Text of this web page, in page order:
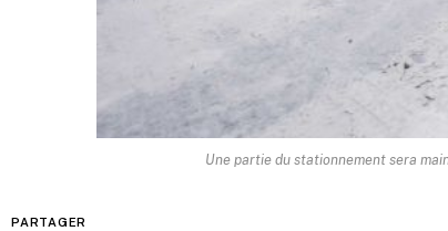
Une partie du stationnement sera
PARTAGER